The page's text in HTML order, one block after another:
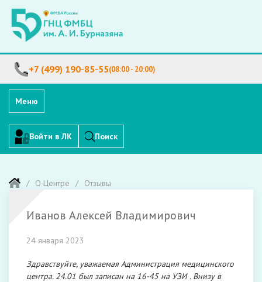
+7 (499) 190-85-55(08:00 - 20:00)
Меню
Войти в ЛК Поиск
О Центре Отзывы
Иванов Алексей Владимирович
24 января 2023
Здравствуйте, уважаемая Администрация медицинского
центра. 24.01 был записан на 16-45 на УЗИ . Внизу в